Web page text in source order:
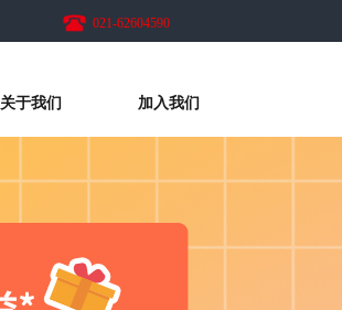
021-62604590
关于我们 加入我们